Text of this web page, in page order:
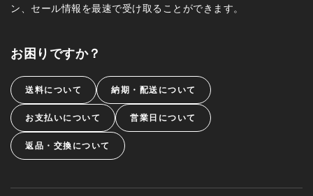
ン、セール情報を最速で受け取ることができます。
お困りですか？
送料について 納期・配送について
お支払いについて 営業日について
返品・交換について